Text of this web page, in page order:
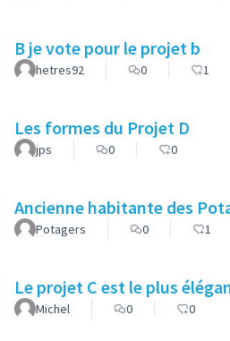
B je vote pour le projet b
hetres92 0 1
Les formes du Projet D
jps 0 0
Ancienne habitante des
Potagers 0 1
Le projet C est le plus
Michel 0 0